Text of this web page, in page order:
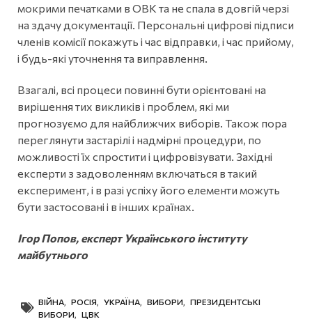
мокрими печатками в ОВК та не спала в довгій черзі
на здачу документації. Персональні цифрові підписи
членів комісії покажуть і час відправки, і час прийому,
і будь-які уточнення та виправлення.
Взагалі, всі процеси повинні бути орієнтовані на
вирішення тих викликів і проблем, які ми
прогнозуємо для найближчих виборів. Також пора
переглянути застарілі і надмірні процедури, по
можливості їх спростити і цифровізувати. Західні
експерти з задоволенням включаться в такий
експеримент, і в разі успіху його елементи можуть
бути застосовані і в інших країнах.
Ігор Попов, експерт Українського інституту
майбутнього
ВІЙНА РОСІЯ УКРАЇНА ВИБОРИ
ПРЕЗИДЕНТСЬКІ
ВИБОРИ
ЦВК